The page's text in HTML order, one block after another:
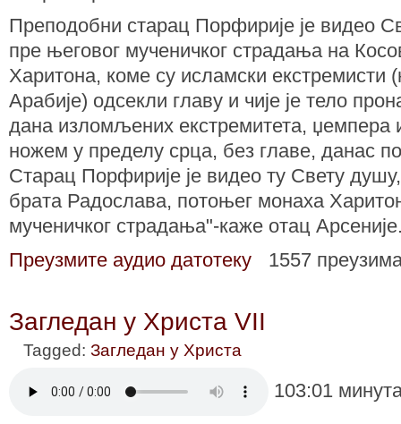
Преподобни старац Порфирије је видео
пре његовог мученичког страдања на
Харитона, коме су исламски екстремисти
Арабије) одсекли главу и чије је тело
дана изломљених екстремитета, џемпера
ножем у пределу срца, без главе, данас
Старац Порфирије је видео ту Свету
брата Радослава, потоњег монаха
мученичког страдања"-каже отац
Преузмите аудио датотеку
1557
Загледан у Христа VII
Tagged: Загледан у Христа
103:01